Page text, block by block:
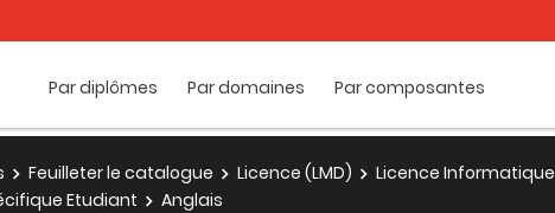
Par diplômes Par domaines Par composantes
Feuilleter le catalogue Licence (LMD) Licence Informatique
Etudiant
Anglais